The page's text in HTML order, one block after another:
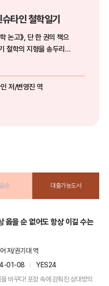
타인 철학일기
논고》, 단 한 권의 책으
철학의 지형을 송두리째
기 철학의 물줄기를 바
를 제1차 세계대전의 전
저/변영진 역
순 대출가능도서
옳을 순 없어도 항상 이길 수는
저/권기대 역
01-08
YES24
바꾸다! 포장 속에 감춰진 상대방의